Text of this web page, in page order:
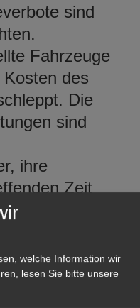
sind
Fahrzeuge
des
Die
sind
ihre
Zeit
zu parken, da
Zu- und
Bitte
dass die
Bereich auf
welche Information wir
lesen Sie bitte unsere